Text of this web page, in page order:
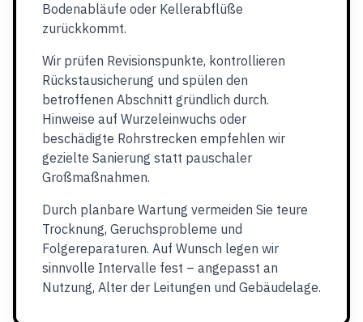
Bodenabläufe oder Kellerabflüße
zurückkommt.
Wir prüfen Revisionspunkte, kontrollieren
Rückstausicherung und spülen den
betroffenen Abschnitt gründlich durch.
Hinweise auf Wurzeleinwuchs oder
beschädigte Rohrstrecken empfehlen wir
gezielte Sanierung statt pauschaler
Großmaßnahmen.
Durch planbare Wartung vermeiden Sie teure
Trocknung, Geruchsprobleme und
Folgereparaturen. Auf Wunsch legen wir
sinnvolle Intervalle fest – angepasst an
Nutzung, Alter der Leitungen und Gebäudelage.